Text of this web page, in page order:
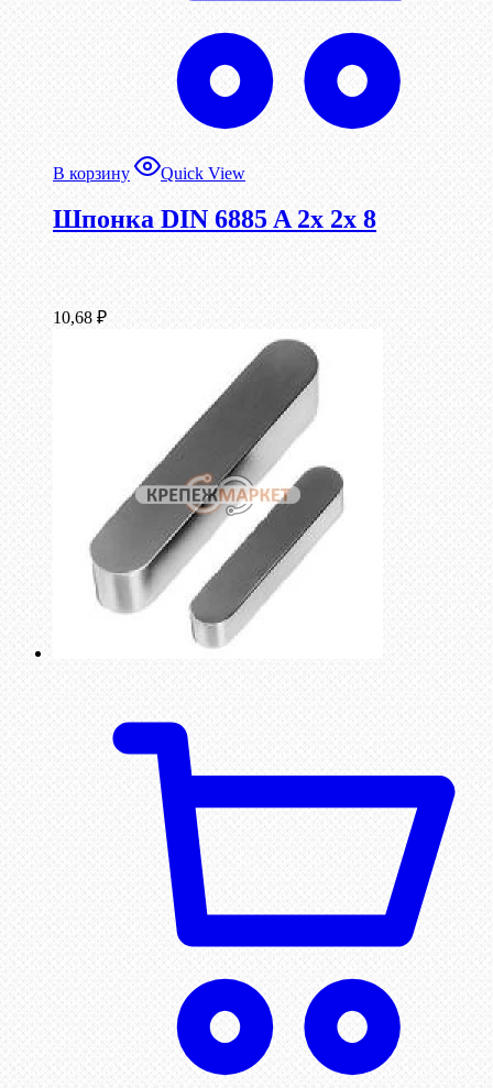
В корзину Quick View
Шпонка DIN 6885 A 2x 2x 8
10,68 ₽